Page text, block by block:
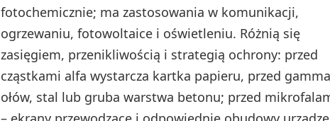
fotochemicznie; ma zastosowania w komunikacji,
ogrzewaniu, fotowoltaice i oświetleniu. Różnią się
zasięgiem, przenikliwością i strategią ochrony: przed
cząstkami alfa wystarcza kartka papieru, przed
ołów, stal lub gruba warstwa betonu; przed